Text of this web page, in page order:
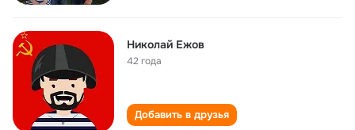
Николай Ежов
42 года
Добавить в друзья